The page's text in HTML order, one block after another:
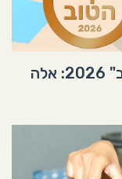
נחשפו תוצאות תחרות "הקפה הטוב" 2026: אלה